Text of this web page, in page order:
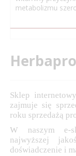
metabolizmu
Sklep
zajmuje się
roku sprzedażą
W naszym e-
najwyższej
doświadczenie i